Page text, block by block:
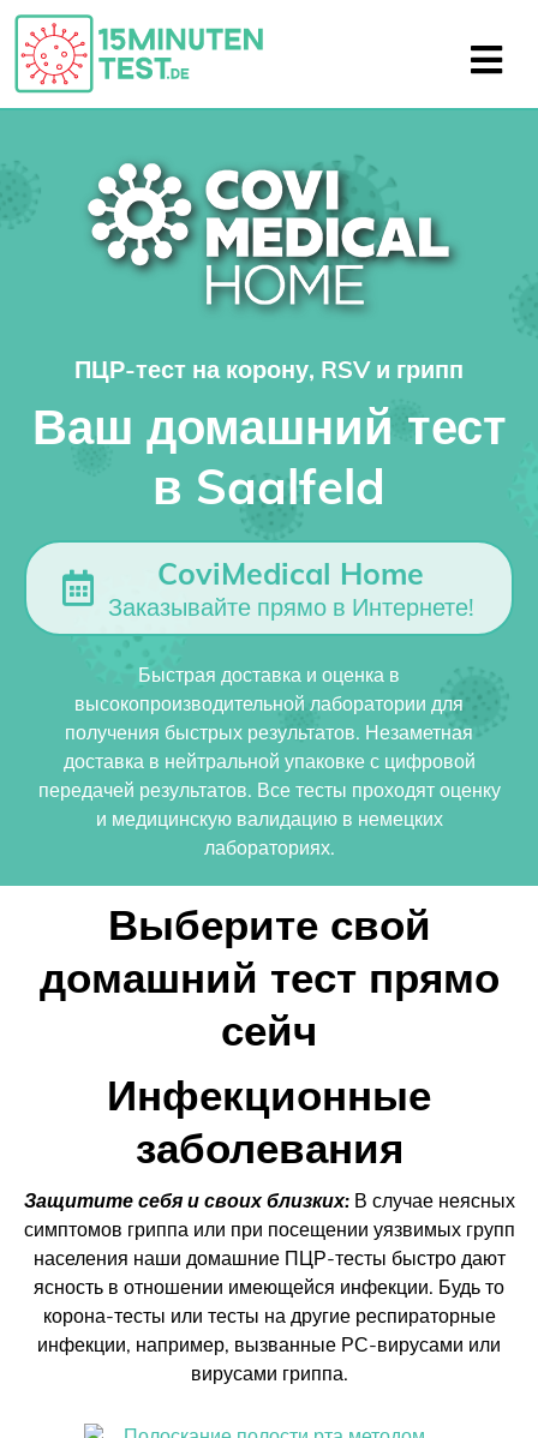
ПЦР-тест на корону, RSV и грипп
Ваш домашний тест
в Saalfeld
CoviMedical Home
Заказывайте прямо в Интернете!
Быстрая доставка и оценка в
высокопроизводительной лаборатории для
получения быстрых результатов. Незаметная
доставка в нейтральной упаковке с цифровой
передачей результатов. Все тесты проходят оценку
и медицинскую валидацию в немецких
лабораториях.
Выберите свой
домашний тест прямо
сейч
Инфекционные
заболевания
Защитите себя и своих близких:В случае неясных
симптомов гриппа или при посещении уязвимых групп
населения наши домашние ПЦР-тесты быстро дают
ясность в отношении имеющейся инфекции. Будь то
корона-тесты или тесты на другие респираторные
инфекции, например, вызванные РС-вирусами или
вирусами гриппа.